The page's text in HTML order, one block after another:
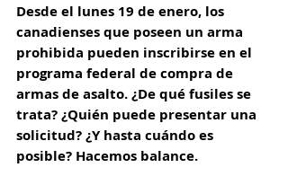
Desde el lunes 19 de enero, los
canadienses que poseen un arma
prohibida pueden inscribirse en el
programa federal de compra de
armas de asalto. ¿De qué fusiles se
trata? ¿Quién puede presentar una
solicitud? ¿Y hasta cuándo es
posible? Hacemos balance.